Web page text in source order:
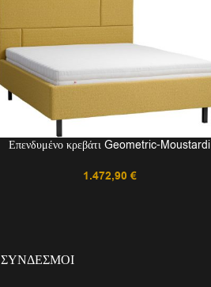
Επενδυμένο κρεβάτι Geometric-Moustardi
1.472,90 €
ΣΎΝΔΕΣΜΟΙ